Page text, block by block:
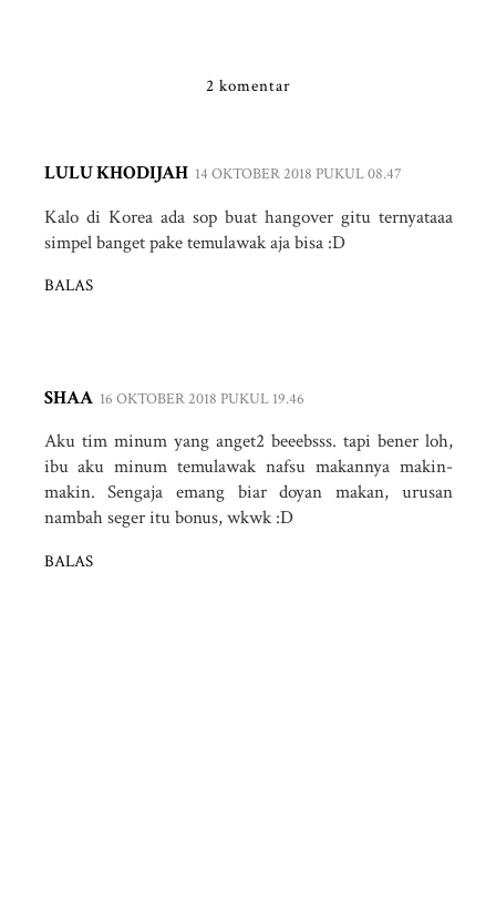
2 komentar
LULU KHODIJAH 14 OKTOBER 2018 PUKUL 08.47
Kalo di Korea ada sop buat hangover gitu ternyataaa
simpel banget pake temulawak aja bisa :D
BALAS
SHAA 16 OKTOBER 2018 PUKUL 19.46
Aku tim minum yang anget2 beeebsss. tapi bener loh,
ibu aku minum temulawak nafsu makannya makin-
makin. Sengaja emang biar doyan makan, urusan
nambah seger itu bonus, wkwk :D
BALAS